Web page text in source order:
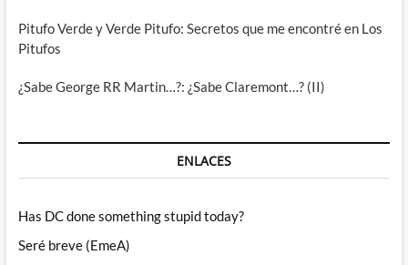
Pitufo Verde y Verde Pitufo: Secretos que me encontré en Los
Pitufos
¿Sabe George RR Martin…?: ¿Sabe Claremont…? (II)
ENLACES
Has DC done something stupid today?
Seré breve (EmeA)